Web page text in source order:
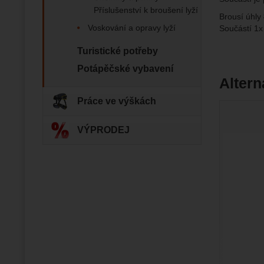
nejsme
Brousí úhly
Součástí
Příslušenství k broušení lyží
Voskování a opravy lyží
Turistické potřeby
Potápěčské vybavení
Práce ve výškách
VÝPRODEJ